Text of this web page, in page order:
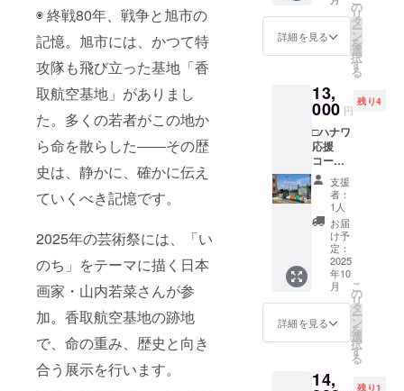
◉ 終戦80年、戦争と旭市の
記憶。旭市には、かつて特
攻隊も飛び立った基地「香
取航空基地」がありまし
た。多くの若者がこの地か
ら命を散らした――その歴
史は、静かに、確かに伝え
ていくべき記憶です。
2025年の芸術祭には、「い
のち」をテーマに描く日本
画家・山内若菜さんが参
加。香取航空基地の跡地
で、命の重み、歴史と向き
合う展示を行います。
ず備考
欄に掲
るお名
前をご
記入く
ださい
※写真の
作品は
イメー
ジで、
実際の
カレン
ダーと
は異な
ります
ださい
作品は
イメー
ション
により
ます
くは印
刷物を
る可能
性が高
いです
・注意
事項：
支援
時、必
ず備考
欄に掲
載を希
望され
るお名
記入く
ださい
※写真の
イメー
ズ、色
は白と
ピンク
ト）、
または
（バッ
クプリ
ント）
＋ガイ
ドブッ
ク1冊
ワーク
ショッ
プ！初
心者大
シズル
感のあ
る
チョー
クアー
トを描
きま
す！ B5
サイズ
の作品
がお持
ち帰り
頂けま
す。画
（キッ
トパ
き。 11
詳細を見る
の
リ
タ
ー
ン
を
選
択
す
る
13,
000 円
残り4
□ハナワ
応援
コース□
ハナワ
特製ミ
ニチュ
アドラ
ム缶ベ
ンチ(長
20cm)
ガイド
ブック
２冊＋
※写真の
ジで
支援
者：
1人
お届
け予
定：
2025
年10
月
詳細を見る
こ
の
リ
タ
ー
ン
を
選
択
す
る
14, 残り1